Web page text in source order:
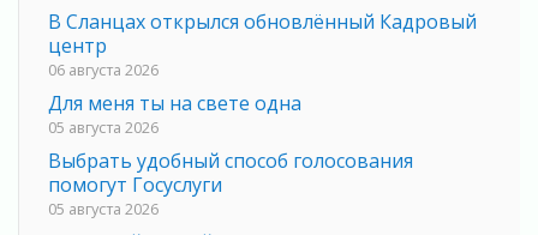
В Сланцах открылся обновлённый Кадровый
центр
06 августа 2026
Для меня ты на свете одна
05 августа 2026
Выбрать удобный способ голосования
помогут Госуслуги
05 августа 2026